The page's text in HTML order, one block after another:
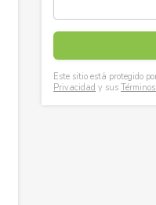
Este sitio está protegido
Privacidad y sus